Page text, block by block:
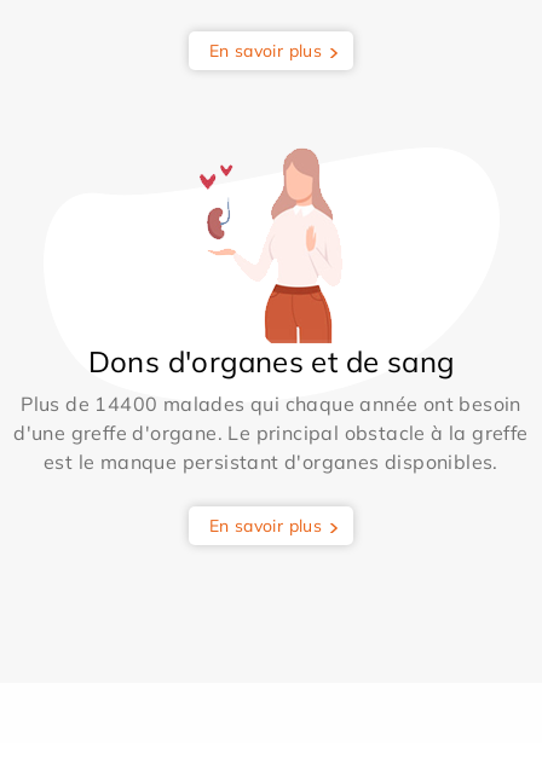
En savoir plus
Dons d'organes et de sang
Plus de 14400 malades qui chaque année ont besoin
d'une greffe d'organe. Le principal obstacle à la greffe
est le manque persistant d'organes disponibles.
En savoir plus